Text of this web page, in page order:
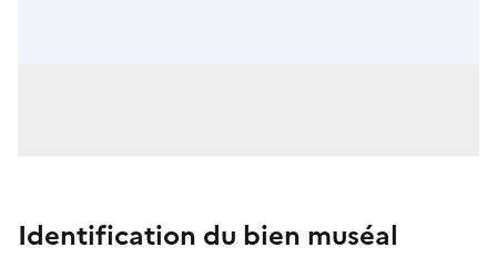
Identification du bien muséal